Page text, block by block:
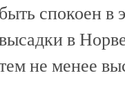
быть спокоен в
в
не менее